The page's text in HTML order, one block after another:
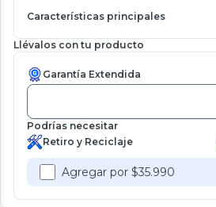
Características principales
Llévalos con tu producto
Garantía Extendida
Podrías necesitar
Retiro y Reciclaje
Agregar por $35.990